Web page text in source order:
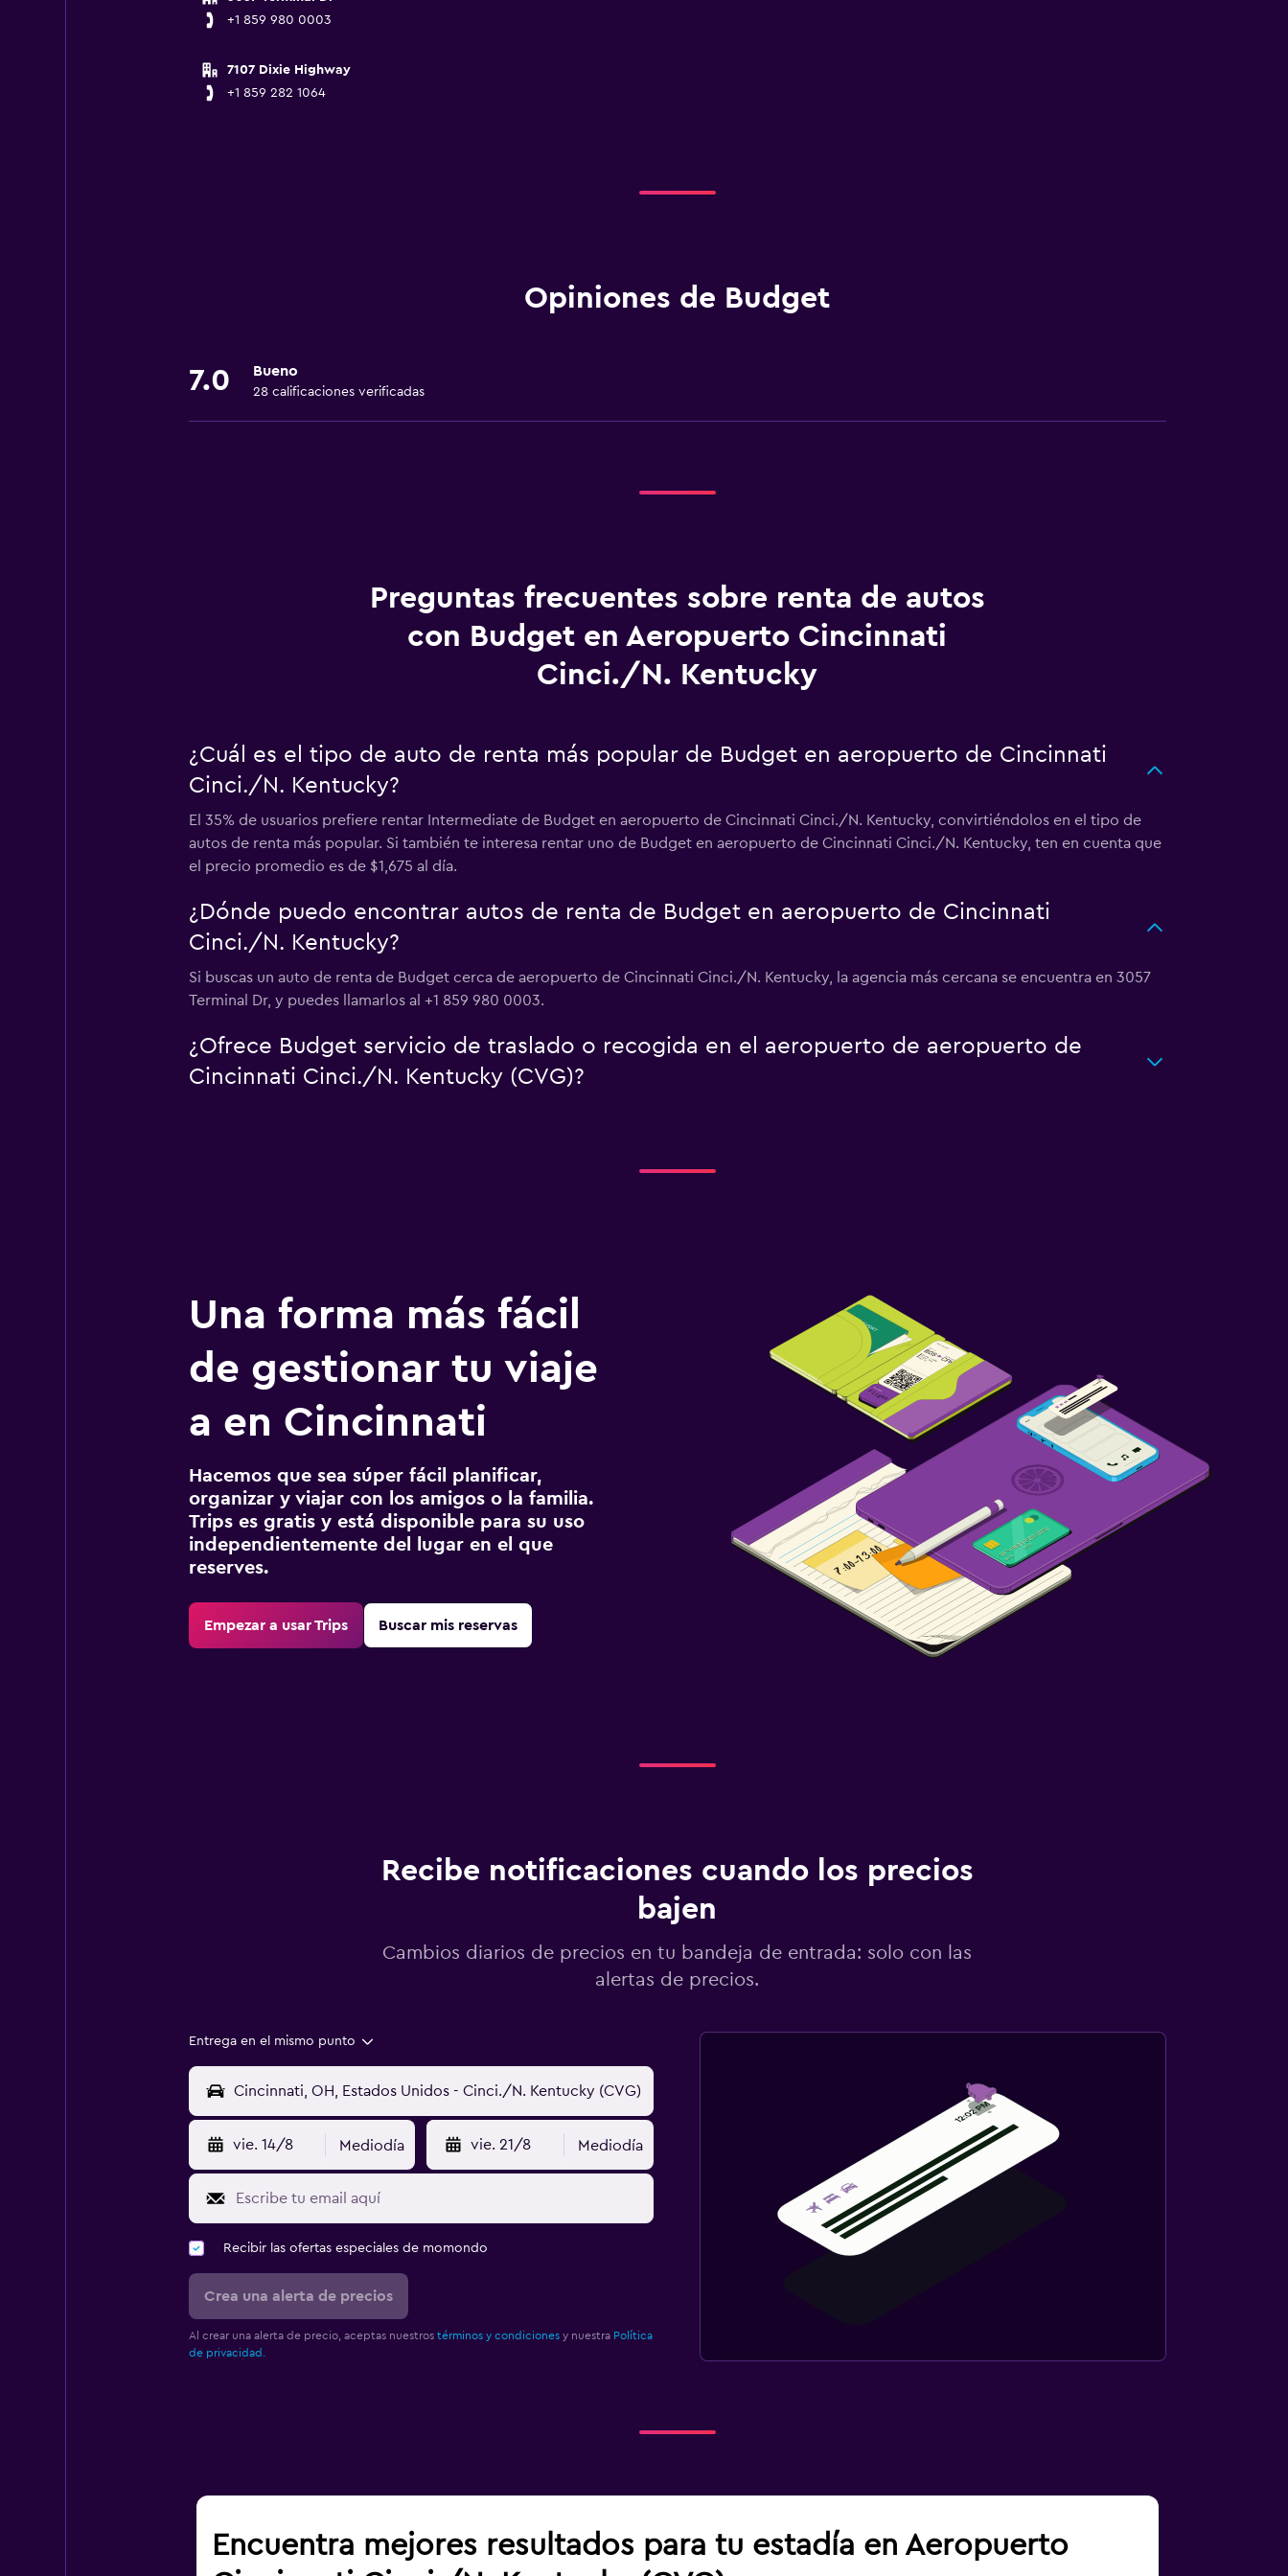
+1 859 980 0003
7107 Dixie Highway
+1 859 282 1064
Opiniones de Budget
7.0 Bueno
28 calificaciones verificadas
Preguntas frecuentes sobre renta de autos
con Budget en Aeropuerto Cincinnati
Cinci./N. Kentucky
¿Cuál es el tipo de auto de renta más popular de Budget en aeropuerto de Cincinnati
Cinci./N. Kentucky?
El 35% de usuarios prefiere rentar Intermediate de Budget en aeropuerto de Cincinnati Cinci./N. Kentucky, convirtiéndolos en el tipo de
autos de renta más popular. Si también te interesa rentar uno de Budget en aeropuerto de Cincinnati Cinci./N. Kentucky, ten en cuenta que
el precio promedio es de $1,675 al día.
¿Dónde puedo encontrar autos de renta de Budget en aeropuerto de Cincinnati
Cinci./N. Kentucky?
Si buscas un auto de renta de Budget cerca de aeropuerto de Cincinnati Cinci./N. Kentucky, la agencia más cercana se encuentra en 3057
Terminal Dr, y puedes llamarlos al +1 859 980 0003.
¿Ofrece Budget servicio de traslado o recogida en el aeropuerto de aeropuerto de
Cincinnati Cinci./N. Kentucky (CVG)?
Una forma más fácil
de gestionar tu viaje
a en Cincinnati
Hacemos que sea súper fácil planificar,
organizar y viajar con los amigos o la familia.
Trips es gratis y está disponible para su uso
independientemente del lugar en el que
reserves.
Empezar a usar Trips Buscar mis reservas
Recibe notificaciones cuando los precios
bajen
Cambios diarios de precios en tu bandeja de entrada: solo con las
alertas de precios.
Entrega en el mismo punto
vie. 14/8 Mediodía vie. 21/8 Mediodía
Recibir las ofertas especiales de momondo
Crea una alerta de precios
Al crear una alerta de precio, aceptas nuestros términos y condicionesy nuestra Política
de privacidad.
Encuentra mejores resultados para tu estadía en Aeropuerto